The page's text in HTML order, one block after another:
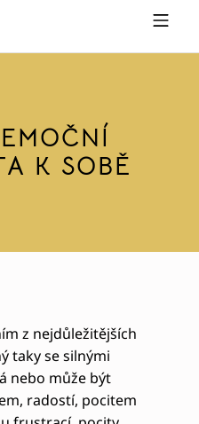
MOBILE MENU
K SOBĚ
z nejdůležitějších
taky se silnými
nebo může být
radostí, pocitem